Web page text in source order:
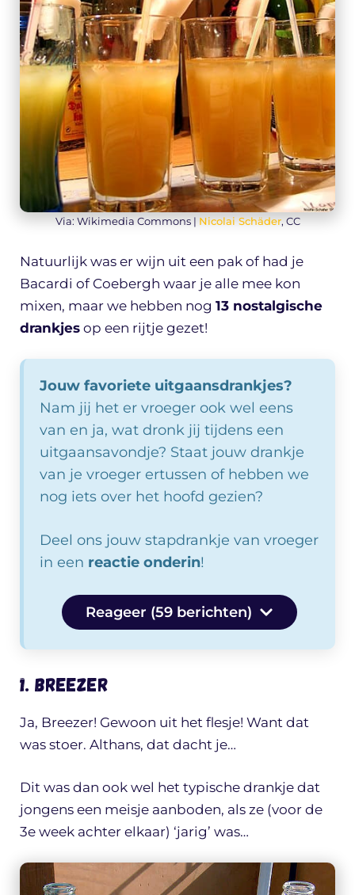
Via: Wikimedia Commons | Nicolai Schäder, CC
Natuurlijk was er wijn uit een pak of had je
Bacardi of Coebergh waar je alle mee kon
mixen, maar we hebben nog 13 nostalgische
drankjes op een rijtje gezet!
Jouw favoriete uitgaansdrankjes?
Nam jij het er vroeger ook wel eens
van en ja, wat dronk jij tijdens een
uitgaansavondje? Staat jouw drankje
van je vroeger ertussen of hebben we
nog iets over het hoofd gezien?
Deel ons jouw stapdrankje van vroeger
in een reactie onderin!
Reageer (59 berichten)
1. Breezer
Ja, Breezer! Gewoon uit het flesje! Want dat
was stoer. Althans, dat dacht je…
Dit was dan ook wel het typische drankje dat
jongens een meisje aanboden, als ze (voor de
3e week achter elkaar) ‘jarig’ was…